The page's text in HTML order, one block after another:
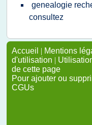
genealogie
consultez
Accueil | Mentions
d'utilisation |
de cette page
Pour ajouter ou
CGUs